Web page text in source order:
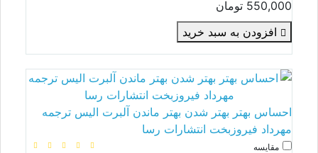
550,000 تومان
افزودن به سبد خرید
احساس بهتر بهتر شدن بهتر ماندن آلبرت الیس ترجمه
مهرداد فیروزبخت انتشارات رسا
مقایسه